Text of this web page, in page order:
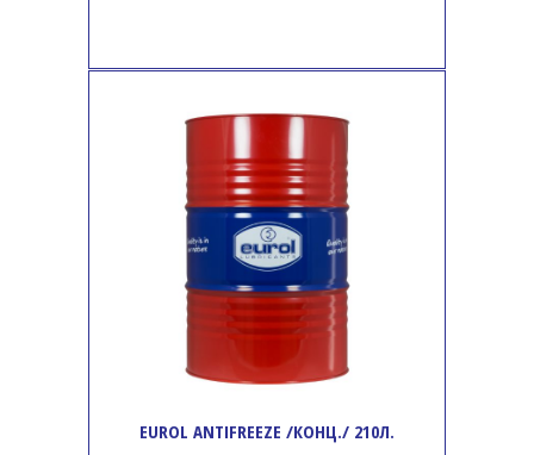
EUROL ANTIFREEZE /КОНЦ./ 210Л.